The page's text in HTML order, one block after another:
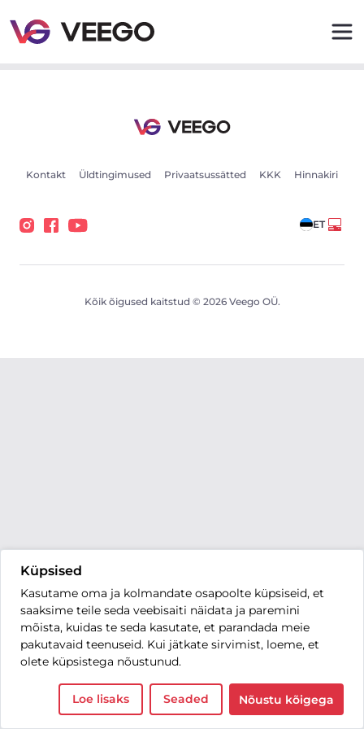
Küpsised
Kasutame oma ja kolmandate osapoolte küpsiseid, et
saaksime teile seda veebisaiti näidata ja paremini
mõista, kuidas te seda kasutate, et parandada meie
pakutavaid teenuseid. Kui jätkate sirvimist, loeme, et
olete küpsistega nõustunud.
Loe lisaks Seaded Nõustu kõigega
Kontakt Üldtingimused Privaatsussätted KKK Hinnakiri
ET
Kõik õigused kaitstud © 2026 Veego OÜ.